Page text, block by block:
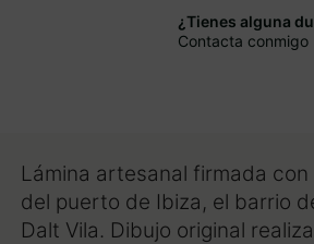
¿Tienes alguna
Contacta conmigo
Lámina artesanal firmada
del puerto de Ibiza, el barrio
Dalt Vila. Dibujo original